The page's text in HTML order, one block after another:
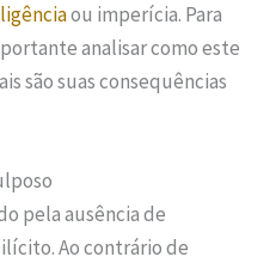
ou imperícia. Para
analisar como este
são suas consequências
pela ausência de
Ao contrário de